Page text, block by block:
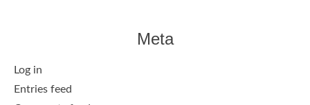
Meta
Log in
Entries feed